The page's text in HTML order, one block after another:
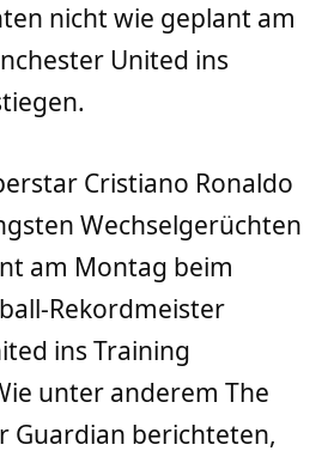
nicht wie geplant am
United ins
Cristiano Ronaldo
Wechselgerüchten
am Montag beim
Rekordmeister
ins Training
unter anderem The
Guardian berichteten,